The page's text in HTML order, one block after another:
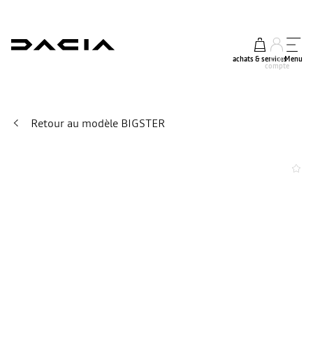
achats & services
mon
compte
Menu
Retour au modèle BIGSTER